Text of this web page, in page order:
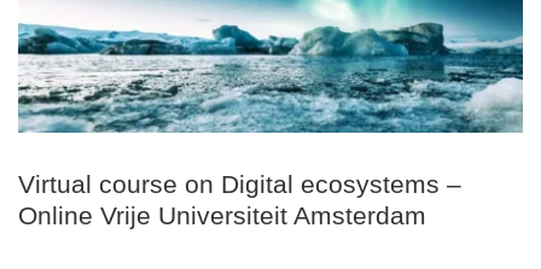
Virtual course on Digital ecosystems –
Online Vrije Universiteit Amsterdam